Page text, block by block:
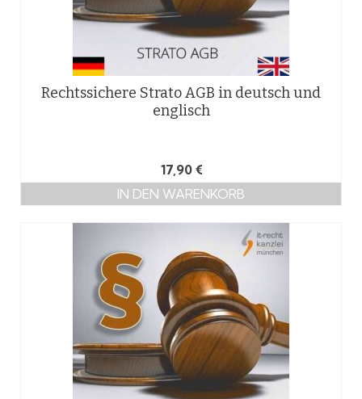
Rechtssichere Strato AGB in deutsch und
englisch
17,90 €
IN DEN WARENKORB